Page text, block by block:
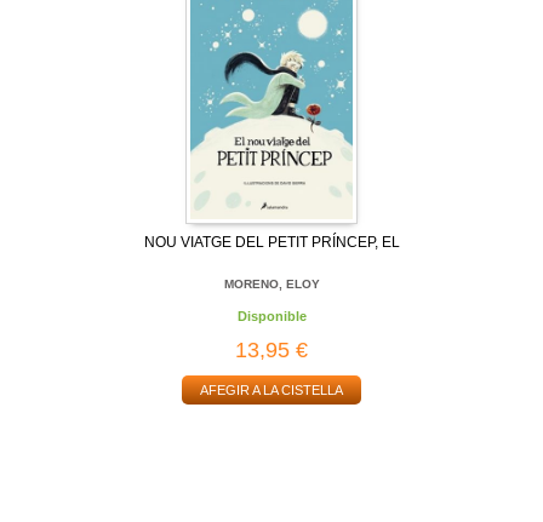
NOU VIATGE DEL PETIT PRÍNCEP, EL
MORENO, ELOY
Disponible
13,95 €
AFEGIR A LA CISTELLA